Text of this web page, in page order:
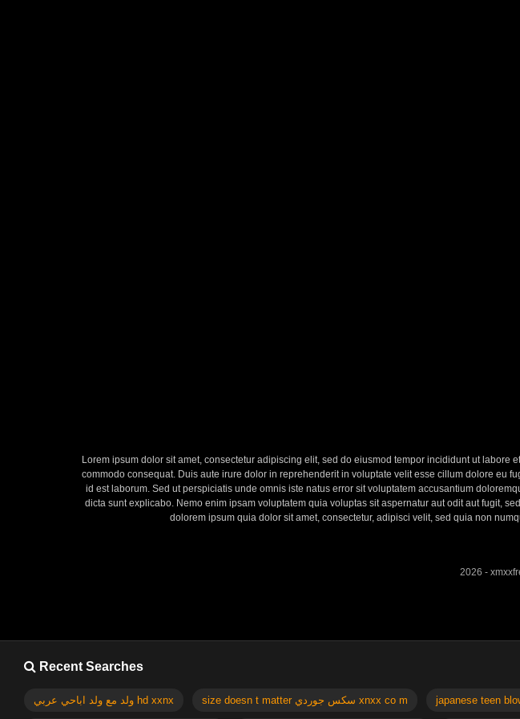
Lorem ipsum dolor sit amet, consectetur adipiscing elit, sed do eiusmod tempor incididunt ut
commodo consequat. Duis aute irure dolor in reprehenderit in voluptate velit esse cillum dolore eu
id est laborum. Sed ut perspiciatis unde omnis iste natus error sit voluptatem accusantium
dicta sunt explicabo. Nemo enim ipsam voluptatem quia voluptas sit aspernatur aut odit aut fugit,
dolorem ipsum quia dolor sit amet, consectetur, adipisci velit, sed quia non
2026 -
Recent Searches
ولد مع ولد اباحي عربي hd xxnx size doesn t matter سكس جوردي xnxx co m